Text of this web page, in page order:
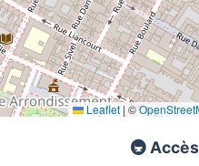
Leaflet | ©
🚇 Accès